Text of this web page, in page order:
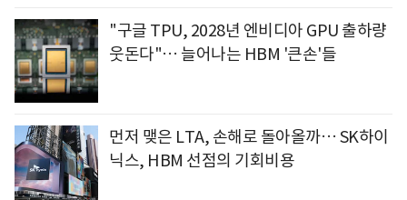
"구글 TPU, 2028년 엔비디아 GPU 출하량
웃돈다"… 늘어나는 HBM '큰손'들
먼저 맺은 LTA, 손해로 돌아올까… SK하이
닉스, HBM 선점의 기회비용